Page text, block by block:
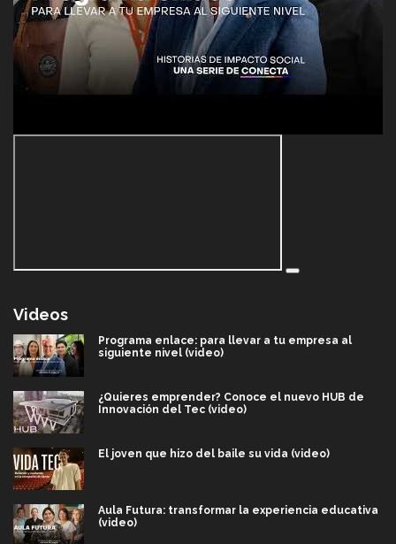
Videos
Programa enlace: para llevar a tu empresa al
siguiente nivel (video)
¿Quieres emprender? Conoce el nuevo HUB de
Innovación del Tec (video)
El joven que hizo del baile su vida (video)
Aula Futura: transformar la experiencia educativa
(video)